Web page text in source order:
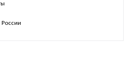
России